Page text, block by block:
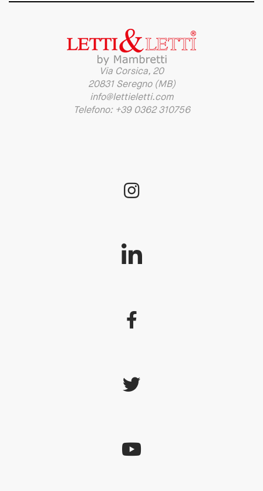
Via Corsica, 20
20831 Seregno (MB)
info@lettieletti.com
Telefono: +39 0362 310756